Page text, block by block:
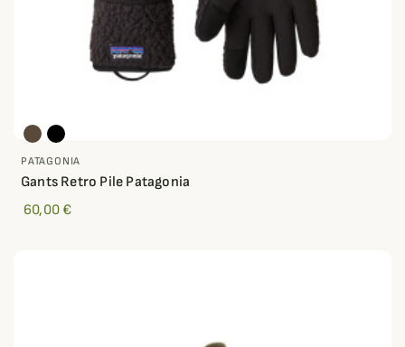
PATAGONIA
Gants Retro Pile Patagonia
60,00 €